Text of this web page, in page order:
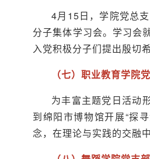
4月15日，学院党总
分子集体学习会。学习会
入党积极分子们提出殷切希
（七）职业教育学院
为丰富主题党日活动
到绵阳市博物馆开展“探
念，在理论与实践的交融